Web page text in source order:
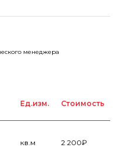
менеджера
Ед.изм. Стоимость
кв.м 2 200₽